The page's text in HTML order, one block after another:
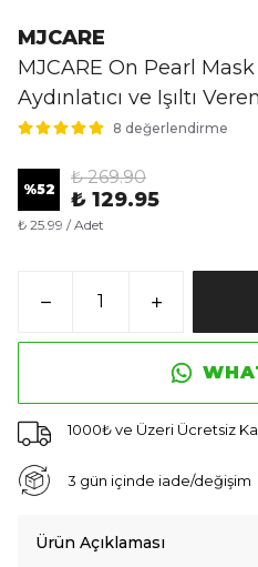
MJCARE
MJCARE On Pearl
Aydınlatıcı ve Işıltı
8 değerlendirme
%52
₺ 269.90
₺ 129.95
₺ 25.99 / Adet
1000₺ ve Üzeri Ücretsiz
3 gün içinde iade/değişim
Ürün Açıklaması